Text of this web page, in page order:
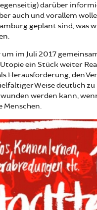
darüber
auch und vorallem
geplant sind, was
im Juli 2017
ein Stück weiter
Herausforderung, den
Weise deutlich
werden kann,
Menschen.